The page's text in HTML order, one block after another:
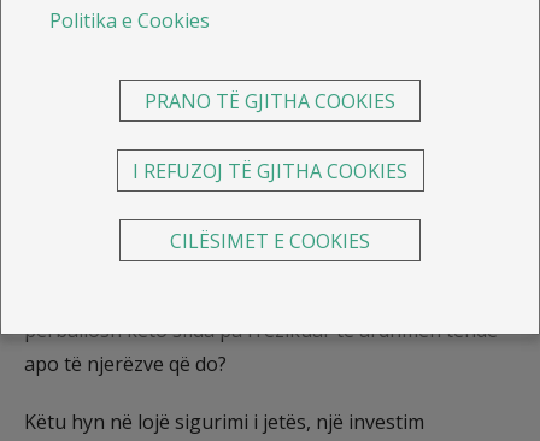
Blog
Siguroje Jetën përmes
produkteve të ILLYRIA Life!
Jeta është e bukur, por shpesh edhe e
paparashikueshme. Një ditë po planifikon pushimet, e
ditën tjetër përballesh me një krizë shëndetësore apo
përballosh këto sfida pa rrezikuar të ardhmen tënde
apo të njerëzve që do?
Këtu hyn në lojë sigurimi i jetës, një investim
Politika e Cookies
PRANO TË GJITHA COOKIES
I REFUZOJ TË GJITHA COOKIES
CILËSIMET E COOKIES